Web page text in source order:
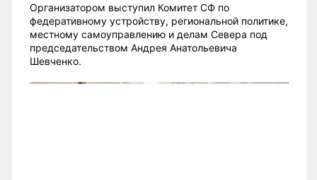
Организатором выступил Комитет СФ по
федеративному устройству, региональной политике,
местному самоуправлению и делам Севера под
председательством Андрея Анатольевича
Шевченко.